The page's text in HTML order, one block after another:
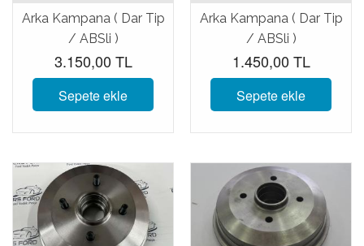
Arka Kampana ( Dar Tip
/ ABSli )
3.150,00 TL
Sepete ekle
Arka Kampana ( Dar Tip
/ ABSli )
1.450,00 TL
Sepete ekle